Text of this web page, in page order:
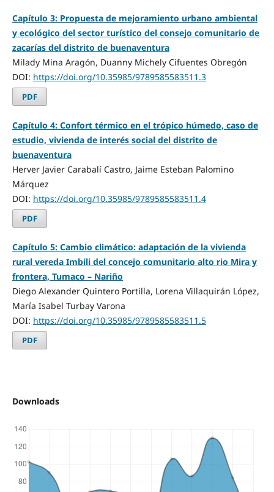
Capítulo 3: Propuesta de mejoramiento urbano ambiental
y ecológico del sector turístico del consejo comunitario de
zacarías del distrito de buenaventura
Milady Mina Aragón, Duanny Michely Cifuentes Obregón
DOI: https://doi.org/10.35985/9789585583511.3
PDF
Capítulo 4: Confort térmico en el trópico húmedo, caso de
estudio, vivienda de interés social del distrito de
buenaventura
Herver Javier Carabalí Castro, Jaime Esteban Palomino
Márquez
DOI: https://doi.org/10.35985/9789585583511.4
PDF
Capítulo 5: Cambio climático: adaptación de la vivienda
rural vereda Imbili del concejo comunitario alto rio Mira y
frontera, Tumaco – Nariño
Diego Alexander Quintero Portilla, Lorena Villaquirán López,
María Isabel Turbay Varona
DOI: https://doi.org/10.35985/9789585583511.5
PDF
Downloads